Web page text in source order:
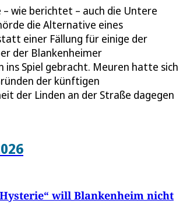
wie berichtet – auch die Untere
die Alternative eines
einer Fällung für einige der
der Blankenheimer
ins Spiel gebracht. Meuren hatte sich
der künftigen
der Linden an der Straße dagegen
will Blankenheim nicht